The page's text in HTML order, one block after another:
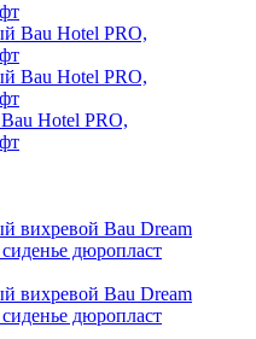
Hotel PRO,